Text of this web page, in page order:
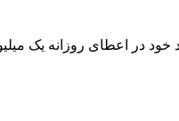
خود در اعطای روزانه یک